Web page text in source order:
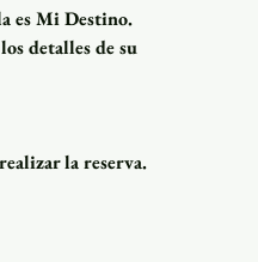
es Mi Destino.
detalles de su
la reserva.